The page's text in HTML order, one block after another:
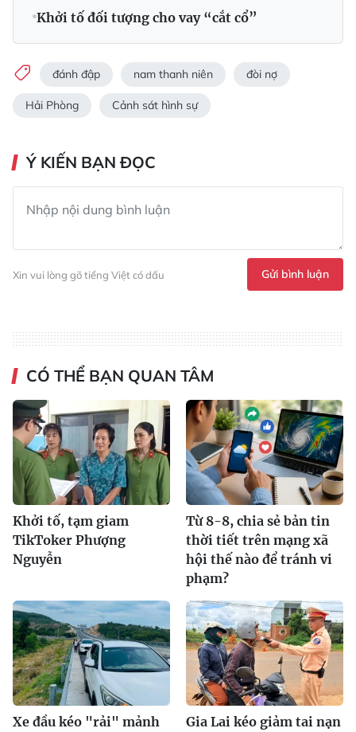
Khởi tố đối tượng cho vay “cắt cổ”
đánh đập nam thanh niên đòi nợ
Hải Phòng Cảnh sát hình sự
Ý KIẾN BẠN ĐỌC
Xin vui lòng gõ tiếng Việt có dấu Gửi bình luận
CÓ THỂ BẠN QUAN TÂM
Khởi tố, tạm giam
TikToker Phượng
Nguyễn
Từ 8-8, chia sẻ bản tin
thời tiết trên mạng xã
hội thế nào để tránh vi
phạm?
Xe đầu kéo "rải" mảnh
Gia Lai kéo giảm tai nạn